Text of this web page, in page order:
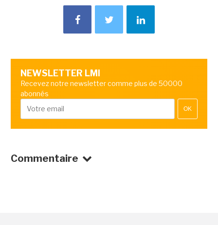
NEWSLETTER LMI
Recevez notre newsletter comme plus de 50000
abonnés
OK
Commentaire